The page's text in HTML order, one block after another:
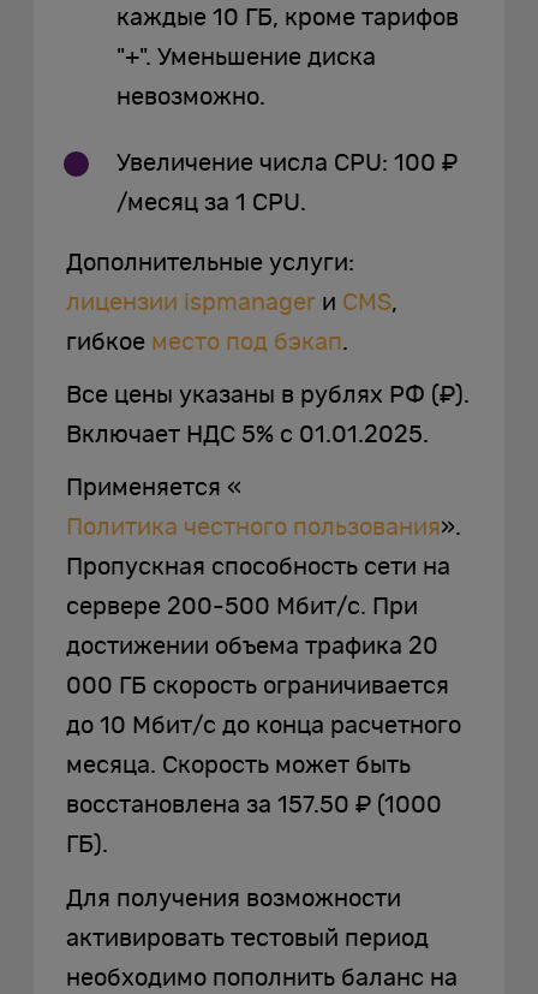
каждые 10 ГБ, кроме тарифов
"+". Уменьшение диска
невозможно.
Увеличение числа CPU: 100 ₽
/месяц за 1 CPU.
Дополнительные услуги:
лицензии ispmanager и CMS,
гибкое место под бэкап.
Все цены указаны в рублях РФ (₽).
Включает НДС 5% с 01.01.2025.
Применяется «
Политика честного пользования».
Пропускная способность сети на
сервере 200-500 Мбит/с. При
достижении объема трафика 20
000 ГБ скорость ограничивается
до 10 Мбит/с до конца расчетного
месяца. Скорость может быть
восстановлена за 157.50 ₽ (1000
ГБ).
Для получения возможности
активировать тестовый период
необходимо пополнить баланс на